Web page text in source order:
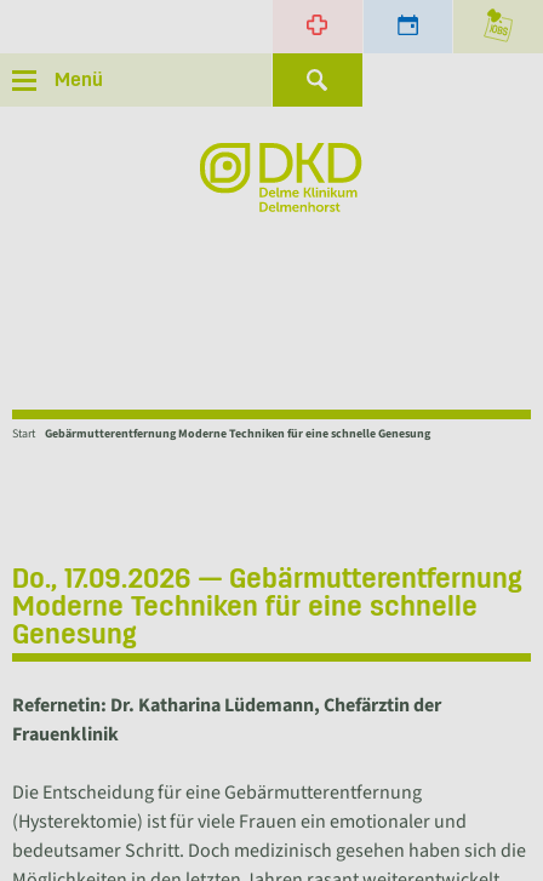
Menü
Start Gebärmutterentfernung Moderne Techniken für eine schnelle Genesung
Do., 17.09.2026 — Gebärmutterentfernung
Moderne Techniken für eine schnelle
Genesung
Refernetin: Dr. Katharina Lüdemann, Chefärztin der
Frauenklinik
Die Entscheidung für eine Gebärmutterentfernung
(Hysterektomie) ist für viele Frauen ein emotionaler und
bedeutsamer Schritt. Doch medizinisch gesehen haben sich die